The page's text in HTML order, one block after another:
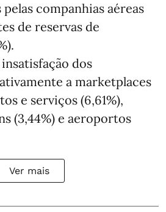
companhias aéreas
de reservas de
dos
a marketplaces
e serviços (6,61%),
(3,44%) e aeroportos
Ver mais